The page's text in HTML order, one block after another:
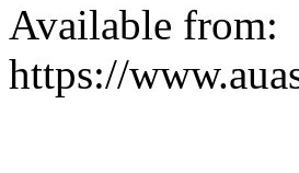
Available from:
https://